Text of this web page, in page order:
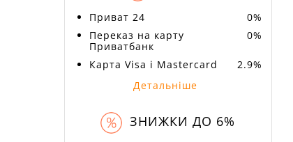
Приват 24
0%
Переказ на карту
Приватбанк
0%
Карта Visa і Mastercard
2.9%
Детальніше
ЗНИЖКИ ДО 6%